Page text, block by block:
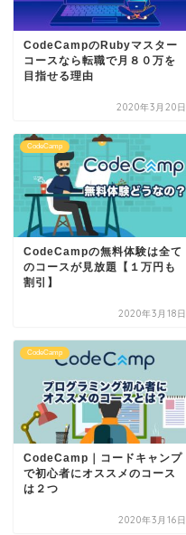
CodeCampのRubyマスター
コースなら転職で月８０万を
目指せる理由
2020年3月20日
CodeCamp
CodeCampの無料体験は全て
のコースが見放題【１万円も
割引】
2020年3月18日
CodeCamp
CodeCamp｜コードキャンプ
で初心者にオススメのコース
は２つ
2020年3月16日